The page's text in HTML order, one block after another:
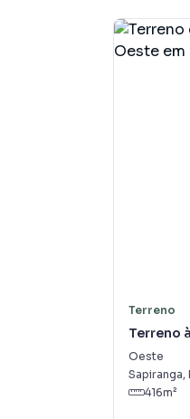
Terreno
que
A Frassão
terrenos,
milhares
Negocie
você
praticidade
inovadoras
Anuncie
em
Terreno
Terreno
Oeste
Sapiranga,
416m²